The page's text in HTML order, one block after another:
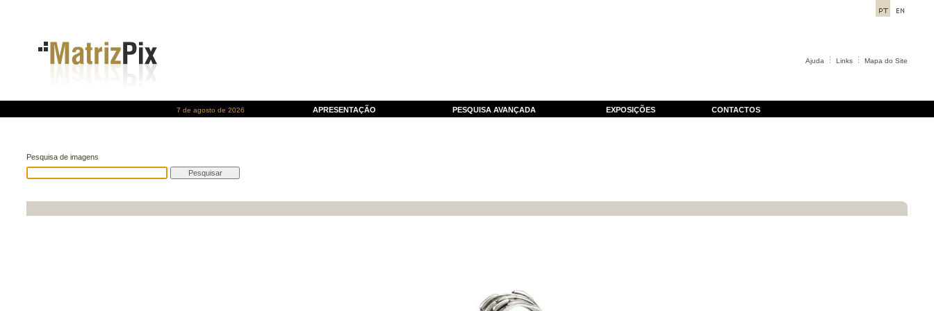
Ajuda Links Mapa do Site
7 de agosto de 2026 APRESENTAÇÃO PESQUISA AVANÇADA EXPOSIÇÕES CONTACTOS
Pesquisa de imagens